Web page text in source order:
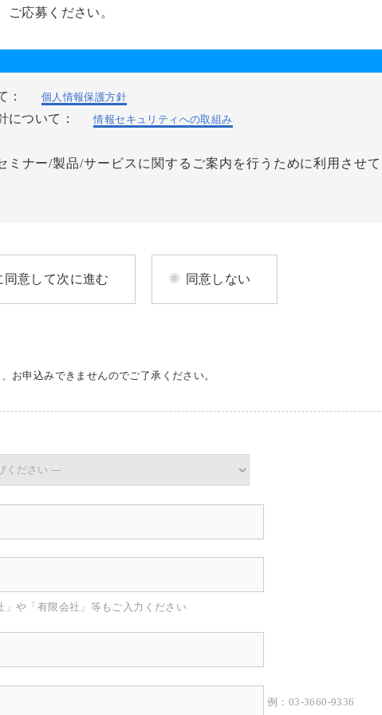
応募ください。
： 個人情報保護方針
について： 情報セキュリティへの取組み
ナー/製品/サービスに関するご案内を行うために利用させて
同意して次に進む 同意しない
お申込みできませんのでご了承ください。
」や「有限会社」等もご入力ください
例：03-3660-9336